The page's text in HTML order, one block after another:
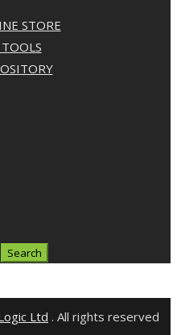
STORE
Ltd . All rights reserved